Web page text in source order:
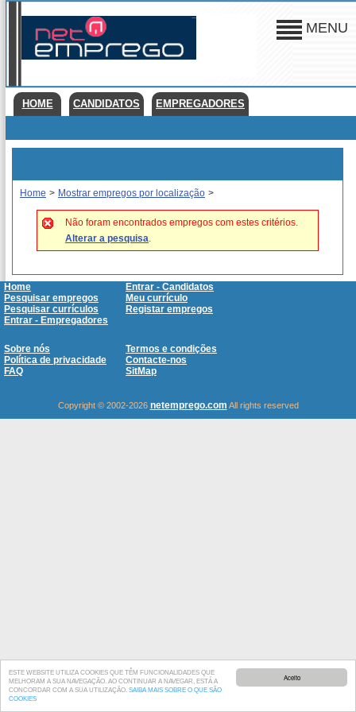
Aceito
ESTE WEBSITE UTILIZA COOKIES QUE TÊM FUNCIONALIDADES QUE
MELHORAM A SUA NAVEGAÇÃO. AO CONTINUAR A NAVEGAR, ESTÁ A
CONCORDAR COM A SUA UTILIZAÇÃO. SAIBA MAIS SOBRE O QUE SÃO
COOKIES
MENU
HOME CANDIDATOS EMPREGADORES
Home > Mostrar empregos por localização >
Não foram encontrados empregos com estes critérios.
Alterar a pesquisa.
Home
Entrar - Candidatos
Pesquisar empregos
Meu currículo
Pesquisar currículos
Registar empregos
Entrar - Empregadores
Sobre nós
Termos e condições
Política de privacidade
Contacte-nos
FAQ
SitMap
Copyright © 2002-2026 netemprego.com All rights reserved